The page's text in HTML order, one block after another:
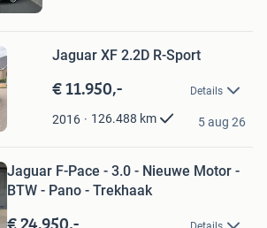
Jaguar XF 2.2D R-Sport
€ 11.950,- Details
2016 126.488 km 5 aug 26
Jaguar F-Pace - 3.0 - Nieuwe Motor -
BTW - Pano - Trekhaak